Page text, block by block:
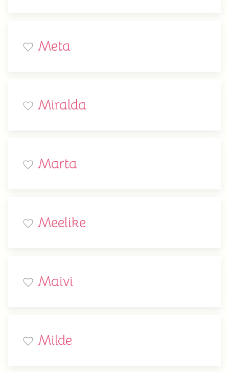
Meta
Miralda
Marta
Meelike
Maivi
Milde